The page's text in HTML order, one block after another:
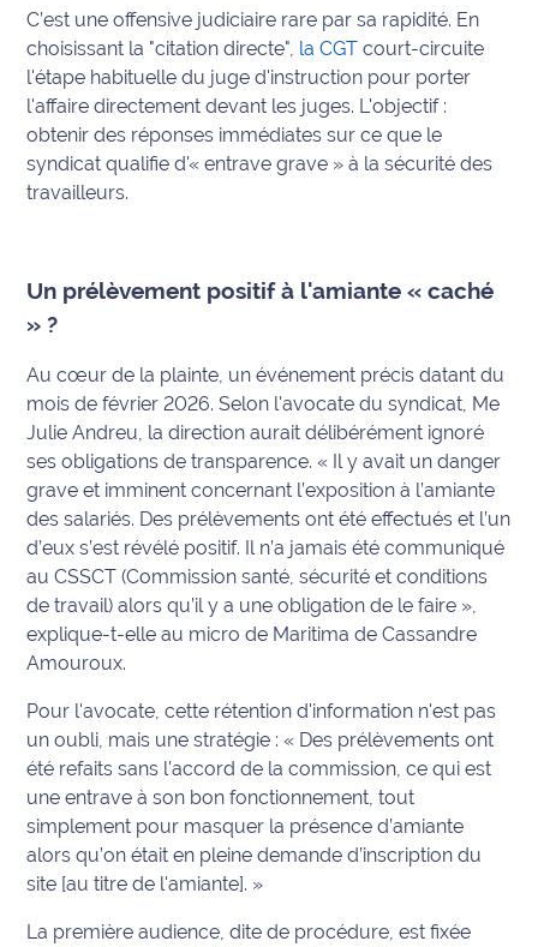
Météo
Politique
Santé
National
International
Défense
Municipales
2026
Contenus
Partenaires
L'invité(e)
rédaction
Coup de
Fil
rouge
Maritima
C’est une offensive judiciaire rare par sa rapidité. En
choisissant la "citation directe", la CGT court-circuite
l'étape habituelle du juge d'instruction pour porter
l'affaire directement devant les juges. L'objectif :
obtenir des réponses immédiates sur ce que le
syndicat qualifie d'« entrave grave » à la sécurité des
travailleurs.
Un prélèvement positif à l'amiante « caché
» ?
Au cœur de la plainte, un événement précis datant du
mois de février 2026. Selon l'avocate du syndicat, Me
Julie Andreu, la direction aurait délibérément ignoré
ses obligations de transparence.« Il y avait un danger
grave et imminent concernant l’exposition à l’amiante
des salariés. Des prélèvements ont été effectués et l’un
d’eux s’est révélé positif. Il n’a jamais été communiqué
au CSSCT (Commission santé, sécurité et conditions
de travail) alors qu’il y a une obligation de le faire »
explique-t-elle au micro de Maritima de Cassandre
Amouroux.
Pour l'avocate, cette rétention d'information n'est pas
un oubli, mais une stratégie :« Des prélèvements ont
été refaits sans l'accord de la commission, ce qui est
une entrave à son bon fonctionnement, tout
simplement pour masquer la présence d’amiante
alors qu’on était en pleine demande d’inscription du
site [au titre de l'amiante]. »
La première audience, dite de procédure, est fixée